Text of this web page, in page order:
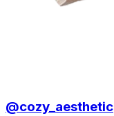
@cozy_aesthetic